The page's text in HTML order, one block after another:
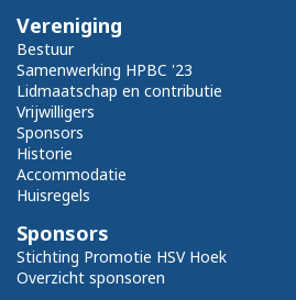
Vereniging
Bestuur
Samenwerking HPBC '23
Lidmaatschap en contributie
Vrijwilligers
Sponsors
Historie
Accommodatie
Huisregels
Sponsors
Stichting Promotie HSV Hoek
Overzicht sponsoren